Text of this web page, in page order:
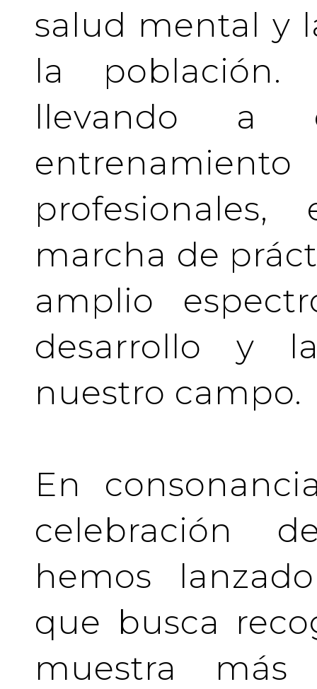
salud mental y
la población.
llevando a
marcha de
amplio
desarrollo y
nuestro campo.
En
celebración
hemos
que busca
muestra